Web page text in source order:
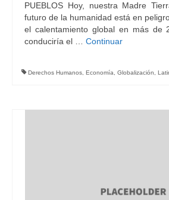
PUEBLOS Hoy, nuestra Madre
futuro de la humanidad está en
el calentamiento global en más de
conduciría el … Continuar
Derechos Humanos, Economía, Globalización,